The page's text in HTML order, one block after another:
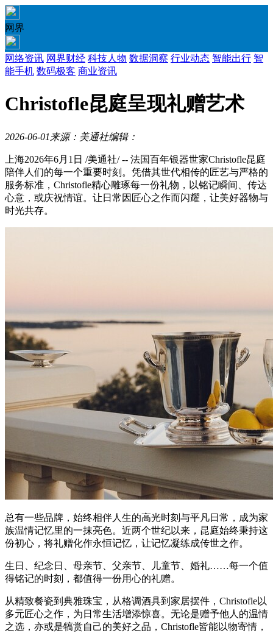
网界
网络资讯 网界财经 科技人物 数据洞察 行业动态 智能出行 智
能手机 数码极客 商业资讯
Christofle昆庭呈现礼赠艺术
2026-06-01 来源：美通社编辑：
上海2026年6月1日 /美通社/ -- 法国百年银器世家Christofle昆庭
陪伴人们的每一个重要时刻。凭借其世代相传的匠艺与严格的
服务标准，Christofle精心雕琢每一份礼物，以铭记瞬间、传达
心意，或庆祝情谊。让日常因匠心之作而闪耀，让美好器物与
时光共存。
总有一些品牌，始终相伴人生的高光时刻与平凡日常，成为家
族温情记忆里的一抹亮色。近两个世纪以来，昆庭始终秉持这
份初心，将礼赠化作永恒记忆，让记忆凝练成传世之作。
生日、纪念日、母亲节、父亲节、儿童节、婚礼……每一个值
得铭记的时刻，都值得一份用心的礼赠。
从精致餐瓷到典雅珠宝，从格调酒具到家居摆件，Christofle以
多元匠心之作，为日常生活增添惊喜。无论是赠予他人的温情
之选，亦或是犒赏自己的美好之品，Christofle皆能以物寄情，